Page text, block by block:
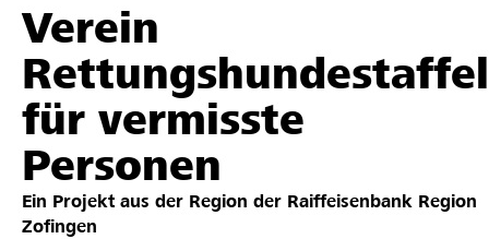
Anmelden
Registrieren
DE FR IT
Verein
Rettungshundestaffel
für vermisste
Personen
Ein Projekt aus der Region der Raiffeisenbank Region
Zofingen